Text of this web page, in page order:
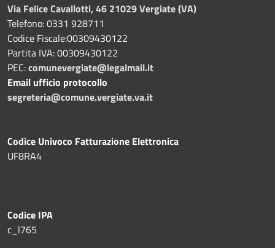
Via Felice Cavallotti, 46 21029 Vergiate (VA)
Telefono: 0331 928711
Codice Fiscale:00309430122
Partita IVA: 00309430122
PEC:comunevergiate@legalmail.it
Email ufficio protocollo
segreteria@comune.vergiate.va.it
Codice Univoco Fatturazione Elettronica
UF8RA4
Codice IPA
c_l765